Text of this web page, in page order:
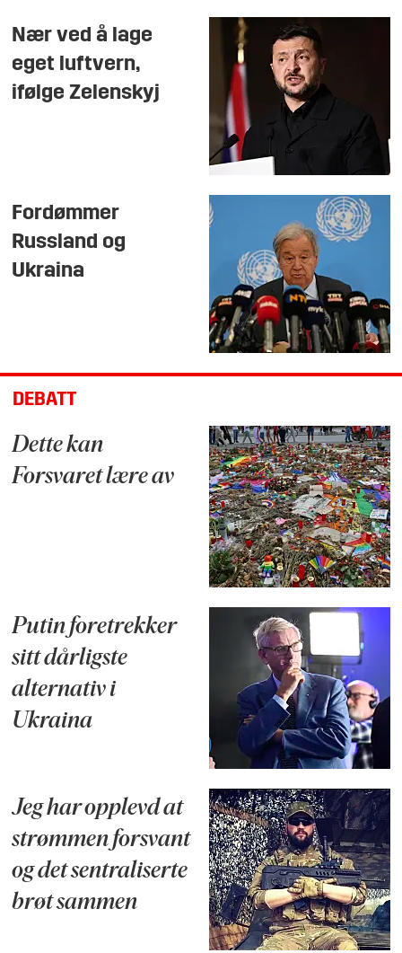
Nær ved å lage
eget luftvern,
ifølge Zelenskyj
Fordømmer
Russland og
Ukraina
DEBATT
Dette kan
Forsvaret lære av
Putin foretrekker
sitt dårligste
alternativ i
Ukraina
Jeg har opplevd at
strømmen forsvant
og det sentraliserte
brøt sammen